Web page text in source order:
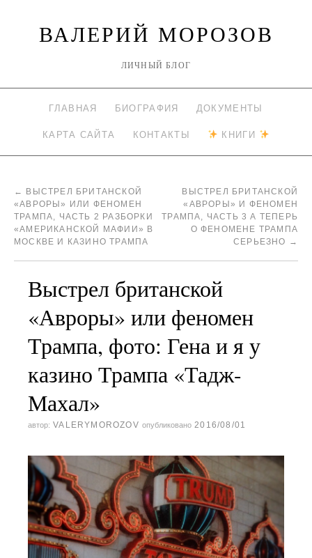
ВАЛЕРИЙ МОРОЗОВ
ЛИЧНЫЙ БЛОГ
ГЛАВНАЯ БИОГРАФИЯ ДОКУМЕНТЫ
КАРТА САЙТА КОНТАКТЫ КНИГИ
←
ВЫСТРЕЛ БРИТАНСКОЙ
«АВРОРЫ» ИЛИ ФЕНОМЕН
ТРАМПА, ЧАСТЬ 2 РАЗБОРКИ
«АМЕРИКАНСКОЙ МАФИИ» В
МОСКВЕ И КАЗИНО ТРАМПА
ВЫСТРЕЛ БРИТАНСКОЙ
«АВРОРЫ» И ФЕНОМЕН
ТРАМПА, ЧАСТЬ 3 А ТЕПЕРЬ
О ФЕНОМЕНЕ ТРАМПА
СЕРЬЕЗНО →
Выстрел британской
«Авроры» или феномен
Трампа, фото: Гена и я у
казино Трампа «Тадж-
Махал»
автор: VALERYMOROZOV опубликовано 2016/08/01